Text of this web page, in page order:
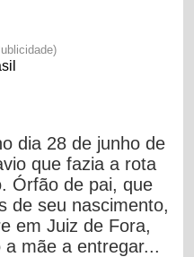
dia 28 de junho de
que fazia a rota
Órfão de pai, que
de seu nascimento,
em Juiz de Fora,
mãe a entregar...